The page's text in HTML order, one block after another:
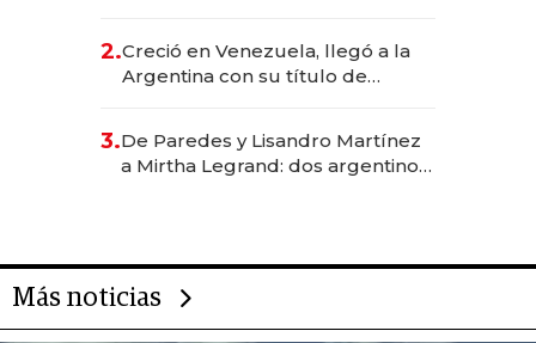
2.Creció en Venezuela, llegó a la
Argentina con su título de
las marcas "fast premium"
3.De Paredes y Lisandro Martínez
a Mirtha Legrand: dos argentinos
Más noticias